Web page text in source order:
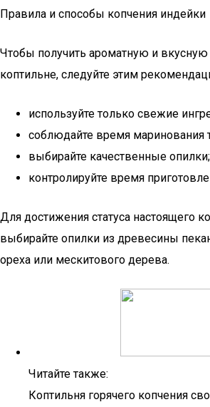
Правила и способы копчения индейки
Чтобы получить ароматную и
коптильне, следуйте этим
используйте только свежие
соблюдайте время маринования
выбирайте качественные опилки;
контролируйте время
Для достижения статуса настоящего
выбирайте опилки из древесины
ореха или мескитового дерева.
Читайте также:
Коптильня горячего копчения